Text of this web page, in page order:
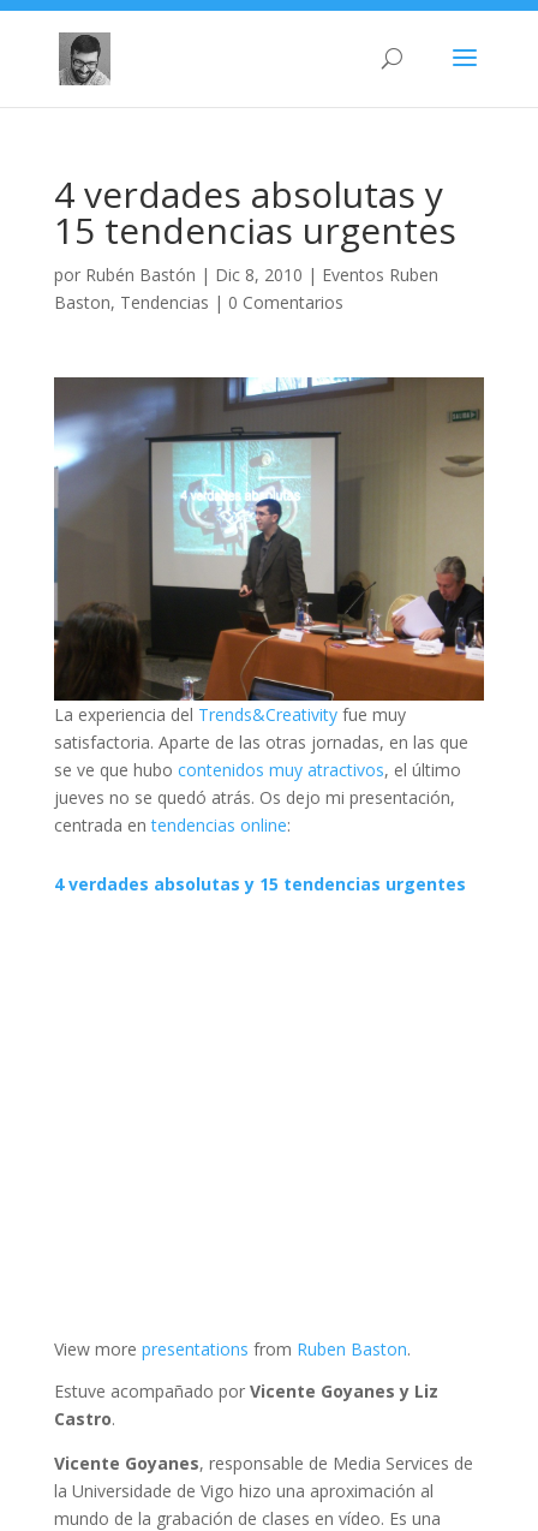
4 verdades absolutas y
15 tendencias urgentes
por Rubén Bastón | Dic 8, 2010 | Eventos Ruben
Baston, Tendencias | 0 Comentarios
La experiencia del Trends&Creativityfue muy
satisfactoria. Aparte de las otras jornadas, en las que
se ve que hubo contenidos muy atractivos, el último
jueves no se quedó atrás. Os dejo mi presentación,
centrada entendencias online:
4 verdades absolutas y 15 tendencias urgentes
View more presentations from Ruben Baston.
Estuve acompañado por Vicente Goyanes y Liz
Castro.
Vicente Goyanes, responsable de Media Services de
la Universidade de Vigo hizo una aproximación al
mundo de la grabación de clases en vídeo. Es una